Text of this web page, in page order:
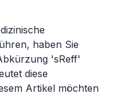
haben Sie
'sReff'
diese
Artikel möchten